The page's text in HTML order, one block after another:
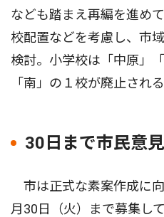
なども踏まえ再編を進め
校配置などを考慮し、市
検討。小学校は「中原」
「南」の１校が廃止される
30日まで市民意
市は正式な素案作成に
月30日（火）まで募集し